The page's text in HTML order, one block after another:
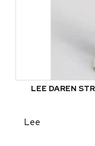
LEE DAREN
Lee